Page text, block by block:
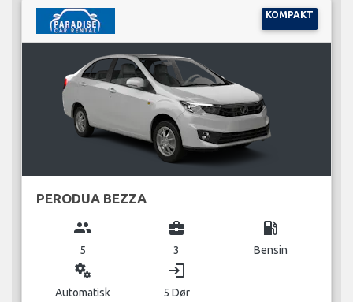
KOMPAKT
PERODUA BEZZA
group
5
business_center
3
local_gas_station
Bensin
miscellaneous_services
Automatisk
login
5 Dør